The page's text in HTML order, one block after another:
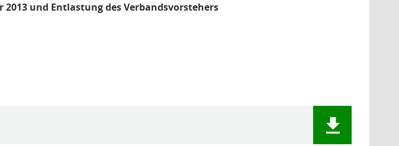
2013 und Entlastung des Verbandsvorstehers